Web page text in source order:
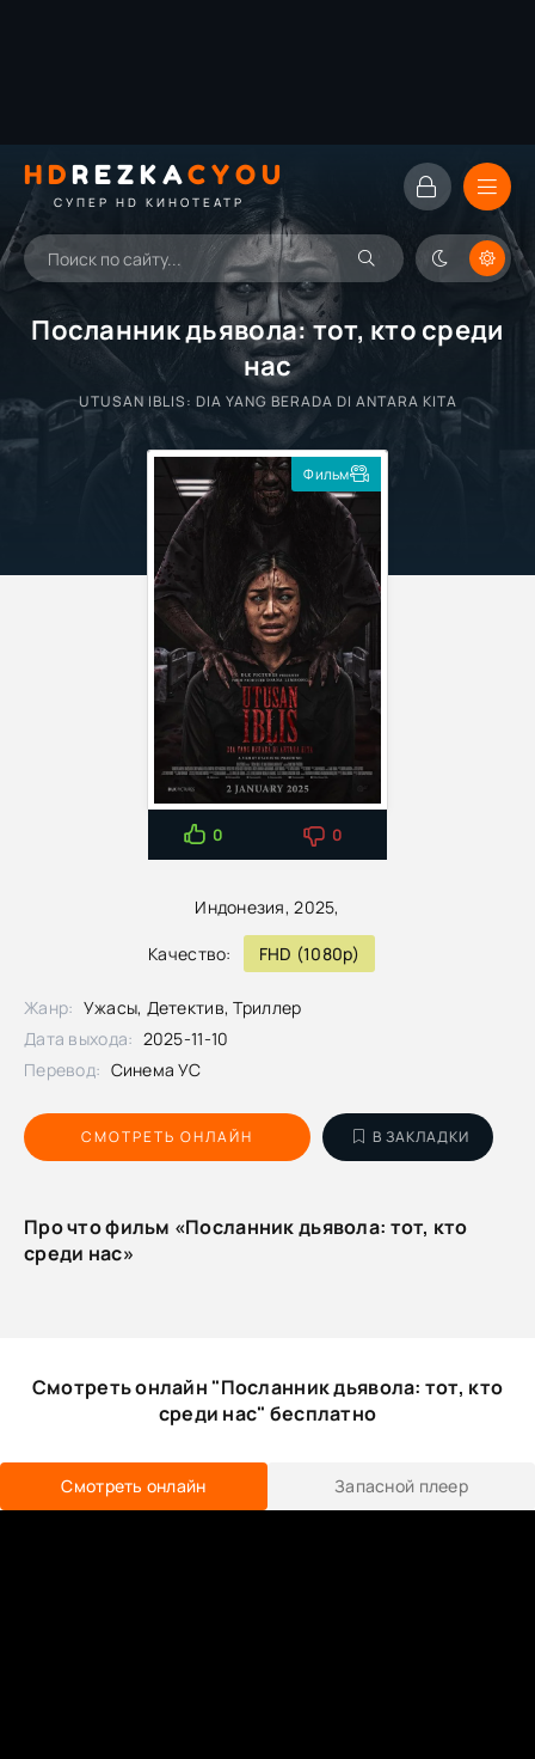
HDREZKACYOU
СУПЕР HD КИНОТЕАТР
Посланник дьявола: тот, кто среди
нас
UTUSAN IBLIS: DIA YANG BERADA DI ANTARA KITA
Индонезия, 2025,
Качество: FHD (1080p)
Фильм
0 0
СМОТРЕТЬ ОНЛАЙН В ЗАКЛАДКИ
Жанр: Ужасы, Детектив, Триллер
Дата выхода: 2025-11-10
Перевод: Синема УС
Про что фильм «Посланник дьявола: тот, кто
среди нас»
Смотреть онлайн "Посланник дьявола: тот, кто
среди нас" бесплатно
Смотреть онлайн Запасной плеер